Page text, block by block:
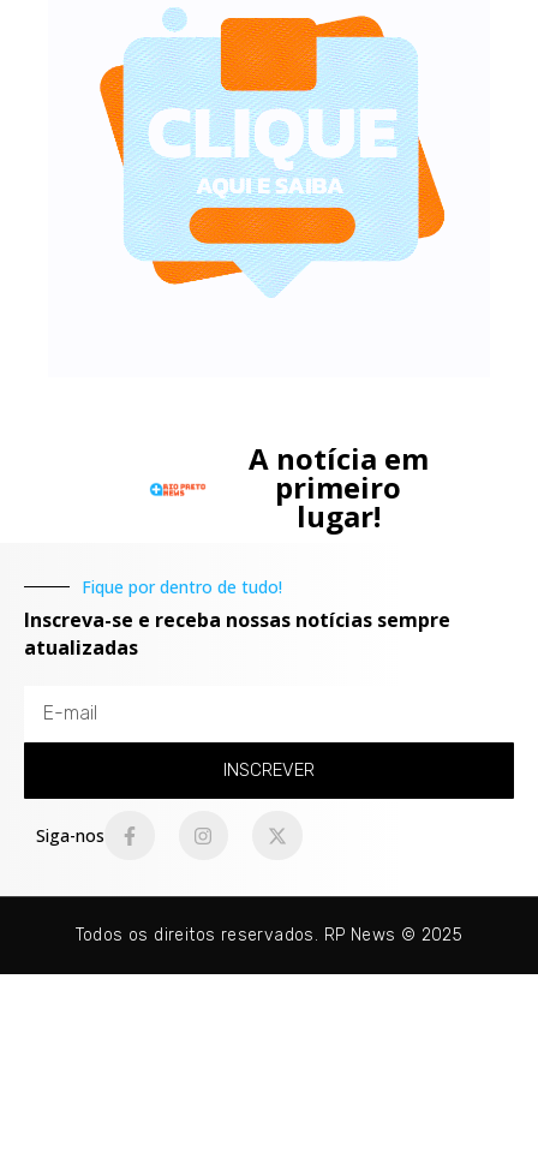
A notícia em
primeiro
lugar!
Fique por dentro de tudo!
Inscreva-se e receba nossas notícias sempre
atualizadas
INSCREVER
Siga-nos
Todos os direitos reservados. RP News © 2025